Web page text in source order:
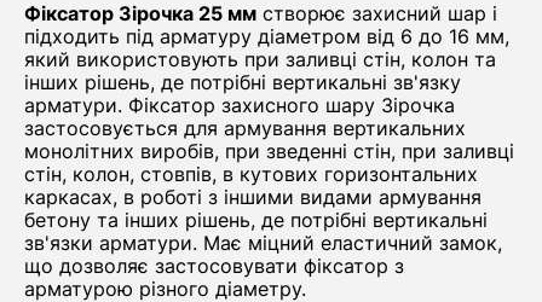
Фіксатор Зірочка 25 мм створює захисний шар і
підходить під арматуру діаметром від 6 до 16 мм,
який використовують при заливці стін, колон та
інших рішень, де потрібні вертикальні зв'язку
арматури. Фіксатор захисного шару Зірочка
застосовується для армування вертикальних
монолітних виробів, при зведенні стін, при заливці
стін, колон, стовпів, в кутових горизонтальних
каркасах, в роботі з іншими видами армування
бетону та інших рішень, де потрібні вертикальні
зв'язки арматури. Має міцний еластичний замок,
що дозволяє застосовувати фіксатор з
арматурою різного діаметру.